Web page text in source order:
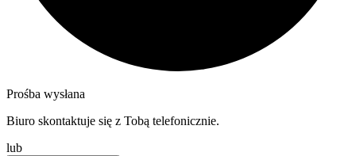
Prośba wysłana
Biuro skontaktuje się z Tobą telefonicznie.
lub